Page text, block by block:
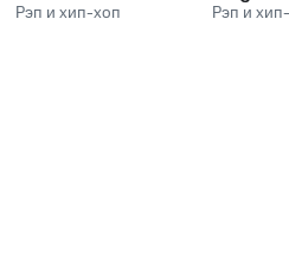
Рэп и хип-хоп Рэп и